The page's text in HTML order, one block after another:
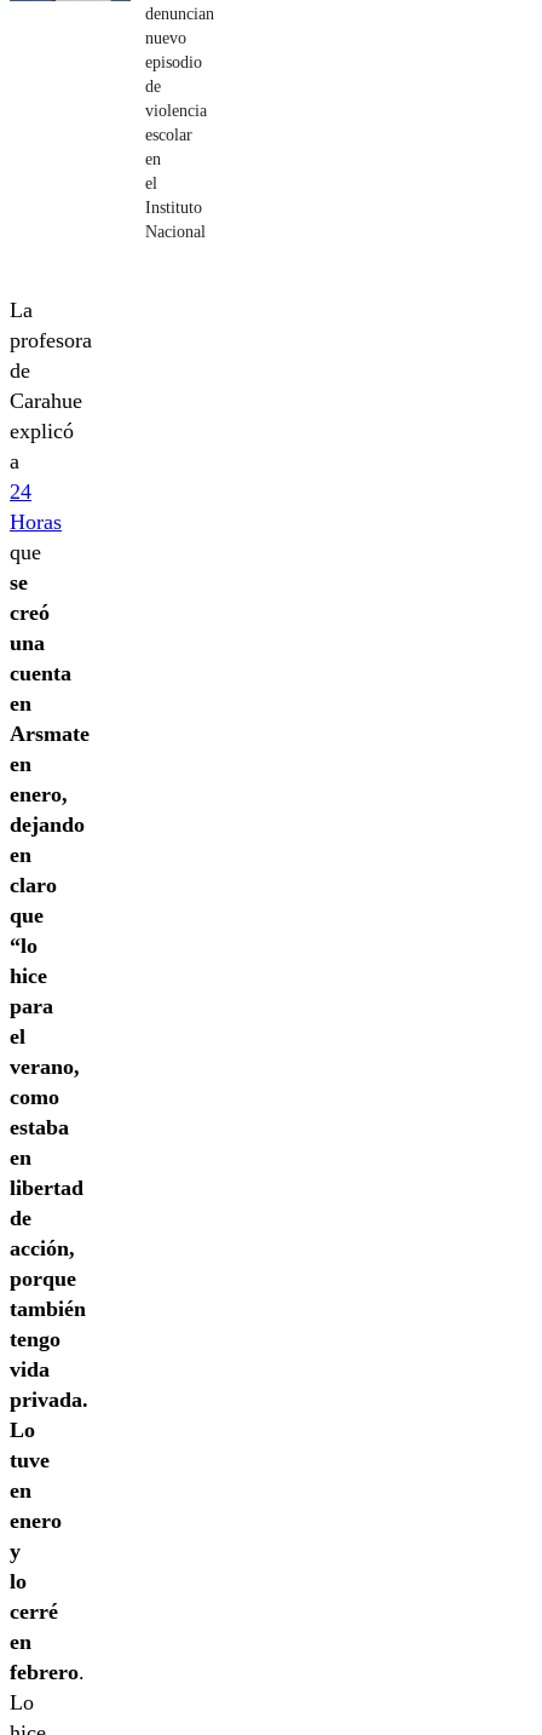
denuncian
nuevo
episodio
de
violencia
escolar
en
el
Instituto
Nacional
La
profesora
de
Carahue
explicó
a
24
Horas
que
se
creó
una
cuenta
en
Arsmate
en
enero,
dejando
en
claro
que
“lo
hice
para
el
verano,
como
estaba
en
libertad
de
acción,
porque
también
tengo
vida
privada.
Lo
tuve
en
enero
y
lo
cerré
en
febrero.
Lo